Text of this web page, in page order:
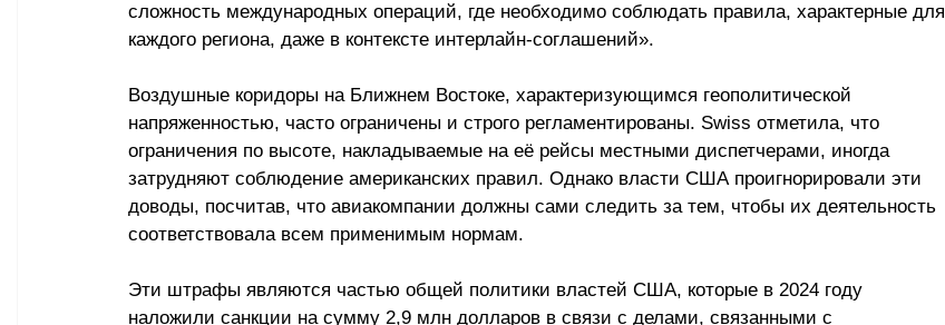
сложность международных операций, где необходимо соблюдать правила, характерные для
каждого региона, даже в контексте интерлайн-соглашений».
Воздушные коридоры на Ближнем Востоке, характеризующимся геополитической
напряженностью, часто ограничены и строго регламентированы. Swiss отметила, что
ограничения по высоте, накладываемые на её рейсы местными диспетчерами, иногда
затрудняют соблюдение американских правил. Однако власти США проигнорировали эти
доводы, посчитав, что авиакомпании должны сами следить за тем, чтобы их деятельность
соответствовала всем применимым нормам.
Эти штрафы являются частью общей политики властей США, которые в 2024 году
наложили санкции на сумму 2,9 млн долларов в связи с делами, связанными с